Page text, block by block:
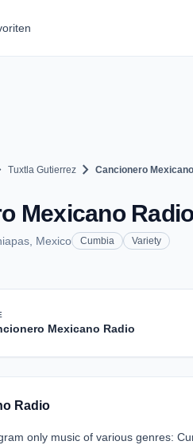
Tuxtla Gutierrez chevron_right Cancionero
Mexicano
Mexico Cumbia Variety
Mexicano Radio
Radio
only music of various genres: